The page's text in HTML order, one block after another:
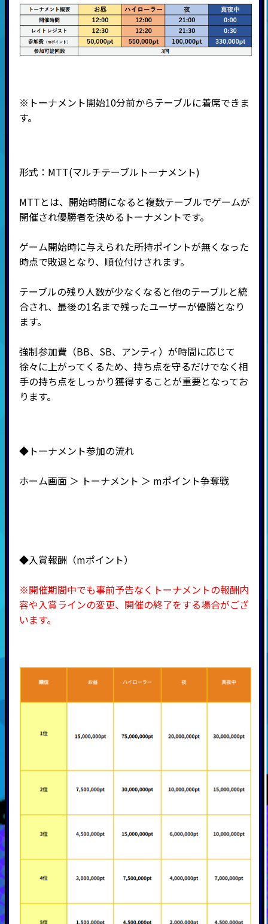
※トーナメント開始10分前からテーブルに着席できま
す。
形式：MTT(マルチテーブルトーナメント)
MTTとは、開始時間になると複数テーブルでゲームが
開催され優勝者を決めるトーナメントです。
ゲーム開始時に与えられた所持ポイントが無くなった
時点で敗退となり、順位付けされます。
テーブルの残り人数が少なくなると他のテーブルと統
合され、最後の1名まで残ったユーザーが優勝となり
ます。
強制参加費（BB、SB、アンティ）が時間に応じて
徐々に上がってくるため、持ち点を守るだけでなく相
手の持ち点をしっかり獲得することが重要となってお
ります。
◆トーナメント参加の流れ
ホーム画面 ＞ トーナメント ＞ mポイント争奪戦
◆入賞報酬（mポイント）
※開催期間中でも事前予告なくトーナメントの報酬内
容や入賞ラインの変更、開催の終了をする場合がござ
います。